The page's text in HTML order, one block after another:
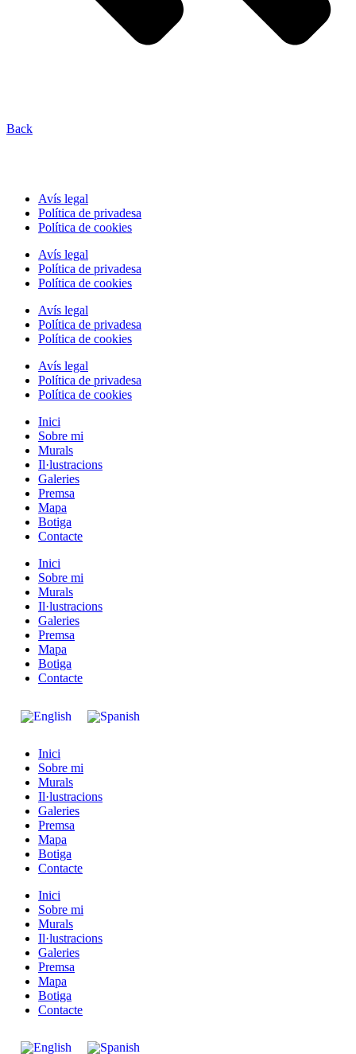
Back
Avís legal
Política de privadesa
Política de cookies
Avís legal
Política de privadesa
Política de cookies
Avís legal
Política de privadesa
Política de cookies
Avís legal
Política de privadesa
Política de cookies
Inici
Sobre mi
Murals
Il·lustracions
Galeries
Premsa
Mapa
Botiga
Contacte
Inici
Sobre mi
Murals
Il·lustracions
Galeries
Premsa
Mapa
Botiga
Contacte
Inici
Sobre mi
Murals
Il·lustracions
Galeries
Premsa
Mapa
Botiga
Contacte
Inici
Sobre mi
Murals
Il·lustracions
Galeries
Premsa
Mapa
Botiga
Contacte